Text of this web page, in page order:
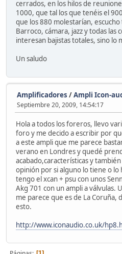
cerrados, en los hilos de
1000, que tal los que tenéis el
que los 880 molestarían,
Barroco, cámara, jazz y todas
interesan bajistas totales, sino lo
Un saludo
Amplificadores /Ampli Icon-
Septiembre 20, 2009, 14:54:17
Hola a todos los foreros, llevo
foro y me decido a escribir por
a este ampli que me parece
verano en Londres y quedé
acabado,características y
opinión por si alguno lo tiene o lo
tengo el xcan + psu con unos
Akg 701 con un ampli a válvulas.
me parece que es de La
esto.
http://www.iconaudio.co.uk/